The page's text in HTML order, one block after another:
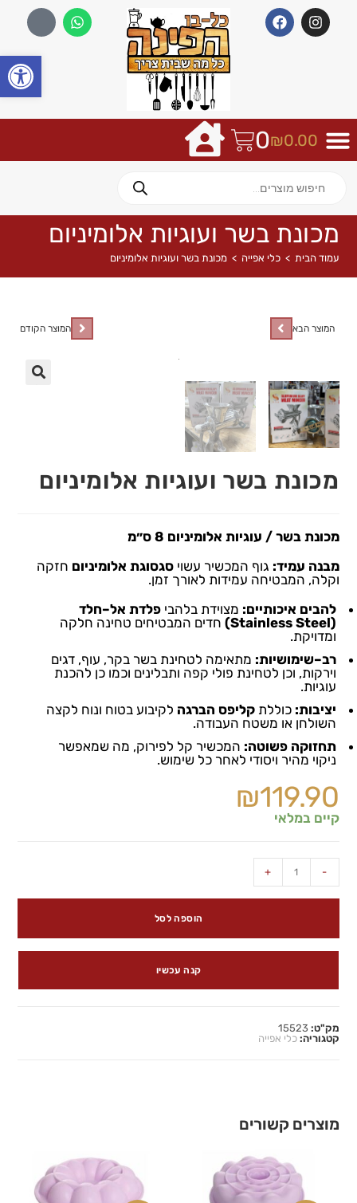
₪0.00
0
מכונת בשר ועוגיות אלומיניום
עמוד הבית > כלי אפייה > מכונת בשר ועוגיות אלומיניום
המוצר הקודם המוצר הבא
מכונת בשר ועוגיות אלומיניום
מכונת בשר / עוגיות אלומיניום 8 ס״מ
מבנה עמיד: גוף המכשיר עשוי סגסוגת אלומיניום חזקה
וקלה, המבטיחה עמידות לאורך זמן.
להבים איכותיים: מצוידת בלהבי פלדת אל–חלד
(Stainless Steel)
חדים המבטיחים טחינה חלקה
ומדויקת.
רב–שימושיות: מתאימה לטחינת בשר בקר, עוף,דגים
וירקות, וכן לטחינת פולי קפה ותבלינים וכמו כן להכנת
עוגיות.
יציבות: כוללת קליפס הברגה לקיבוע בטוח ונוח לקצה
השולחן או משטח העבודה.
תחזוקה פשוטה: המכשיר קל לפירוק, מה שמאפשר
ניקוי מהיר ויסודי לאחר כל שימוש.
₪119.90
קיים במלאי
-
+
הוספה לסל
קנה עכשיו
מק"ט:15523
קטגוריה:כלי אפייה
מוצרים קשורים